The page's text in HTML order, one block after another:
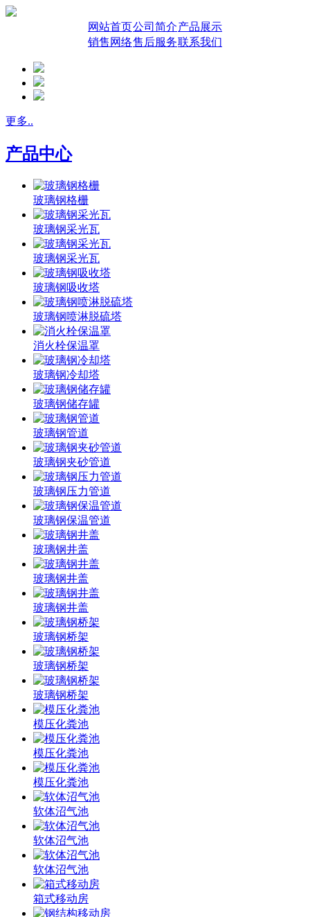
网站首页公司简介产品展示
销售网络售后服务联系我们
更多..
产品中心
玻璃钢格栅
玻璃钢采光瓦
玻璃钢采光瓦
玻璃钢吸收塔
玻璃钢喷淋脱硫塔
消火栓保温罩
玻璃钢冷却塔
玻璃钢储存罐
玻璃钢管道
玻璃钢夹砂管道
玻璃钢压力管道
玻璃钢保温管道
玻璃钢井盖
玻璃钢井盖
玻璃钢井盖
玻璃钢桥架
玻璃钢桥架
玻璃钢桥架
模压化粪池
模压化粪池
模压化粪池
软体沼气池
软体沼气池
软体沼气池
箱式移动房